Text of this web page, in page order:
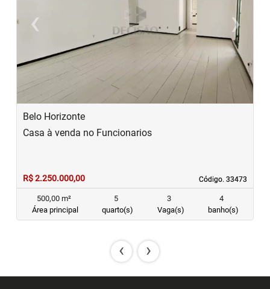
‹Previous ›
Next
Belo Horizonte
Código. 33473
Código. 33473
Casa à venda no Funcionarios
R$ 2.250.000,00
500,00 m²
Área principal
5
quarto(s)
3
Vaga(s)
4
banho(s)
‹ ›